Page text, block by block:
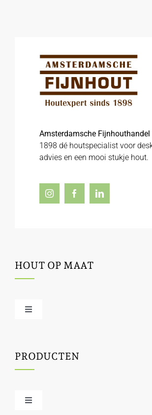
Amsterdamsche Fijnhouthandel
1898 dé houtspecialist voor
advies en een mooi stukje hout.
HOUT OP MAAT
Toggle
Houtbewerking
Houtinfo
PRODUCTEN
Toggle